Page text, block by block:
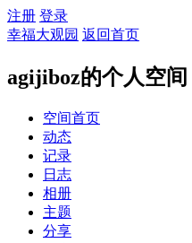
注册 登录
幸福大观园 返回首页
agijiboz的个人空间
空间首页
动态
记录
日志
相册
主题
分享